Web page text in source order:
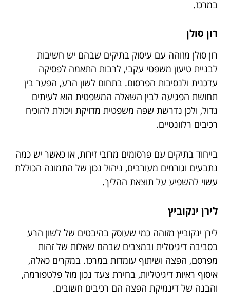
במרכז.
רון סולן
רון סולן מזוהה עם עיסוק בתיקים שבהם יש חשיבות
לבניית טיעון משפטי עקבי, לרבות התאמה לפסיקה
עדכנית ולנסיבות הפרסום. בתחום לשון הרע, הפער בין
תחושת הפגיעה לבין השאלה המשפטית הוא לעיתים
גדול, ולכן נדרשת שפה משפטית מדויקת ויכולת להוכיח
רכיבים רלוונטיים.
בייחוד בתיקים עם פרסומים מרובי זירות, או כאשר יש כמה
נתבעים וגורמים מעורבים, ניהול נכון של התמונה הכוללת
עשוי להשפיע על תוצאת ההליך.
לירן ינקוביץ
לירן ינקוביץ מזוהה כמי שעוסק בהיבטים של לשון הרע
בסביבה דיגיטלית ובמצבים שבהם שאלות של זהות
מפרסם, הפצה ושיתוף עומדות במרכז. במקרים כאלה,
איסוף ראיות דיגיטליות, בחירת צעד נכון מול פלטפורמה,
והבנה של דינמיקת הפצה הם רכיבים חשובים.